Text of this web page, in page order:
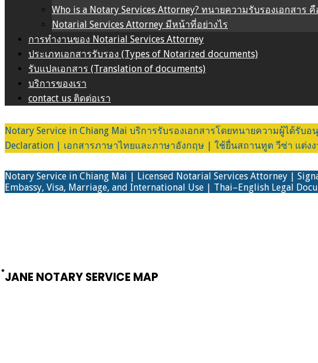
Who is a Notary Services Attorney? ทนายความรับรองเอกสาร คื
Notarial Services Attorney มีหน้าที่อย่างไร
การทำงานของ Notarial Services Attorney
ประเภทเอกสารรับรอง (Types of Notarized documents)
รับแปลเอกสาร (Translation of documents)
บริการของเรา
contact us ติดต่อเรา
Notary Service in Chiang Mai บริการรับรองเอกสารโดยทนายความผู้ได้รั
Declaration | เอกสารภาษาไทยและภาษาอังกฤษ | ใช้ยื่นสถานทูต วีซ่า แต่
Notary Service in Chiang Mai | Licensed Notarial Services Attorney |
Embassy, Visa, Marriage, and International Use | Thai–English Legal
๋JANE NOTARY SERVICE MAP